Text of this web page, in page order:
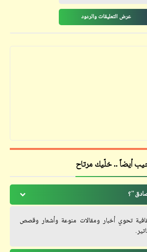
عرض التعليقات والردود
أيضاً .. خلّيك مرتاح
تحوي أخبار ومقالات منوعة وأشعار وقصص